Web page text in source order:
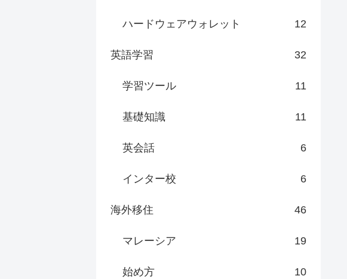
ハードウェアウォレット 12
英語学習 32
学習ツール 11
基礎知識 11
英会話 6
インター校 6
海外移住 46
マレーシア 19
始め方 10